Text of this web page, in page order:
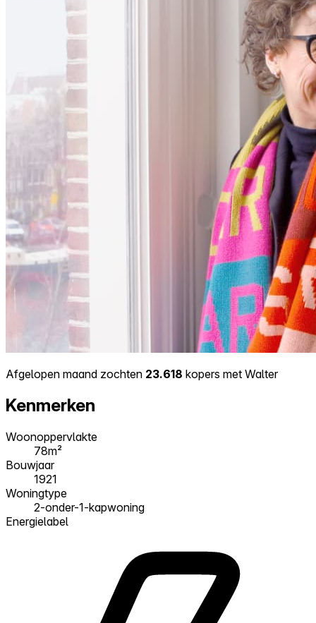
Afgelopen maand zochten 23.618 kopers met Walter
Kenmerken
Woonoppervlakte
78m²
Bouwjaar
1921
Woningtype
2-onder-1-kapwoning
Energielabel